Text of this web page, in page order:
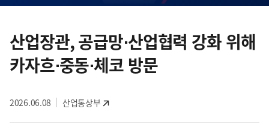
츠
영
산업장관, 공급망⋅산업협력 강화 위해
카자흐⋅중동⋅체코 방문
2026.06.08 산업통상부